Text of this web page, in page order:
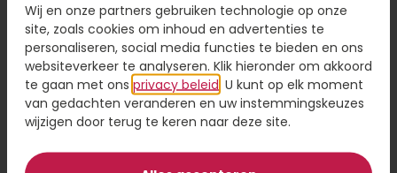
Boeket Lexie
Vanaf
18,95
Phlebodium
16,95
Wij en onze partners gebruiken technologie op onze
site, zoals cookies om inhoud en advertenties te
personaliseren, social media functies te bieden en ons
websiteverkeer te analyseren. Klik hieronder om akkoord
te gaan met ons privacy beleid . U kunt op elk moment
van gedachten veranderen en uw instemmingskeuzes
wijzigen door terug te keren naar deze site.